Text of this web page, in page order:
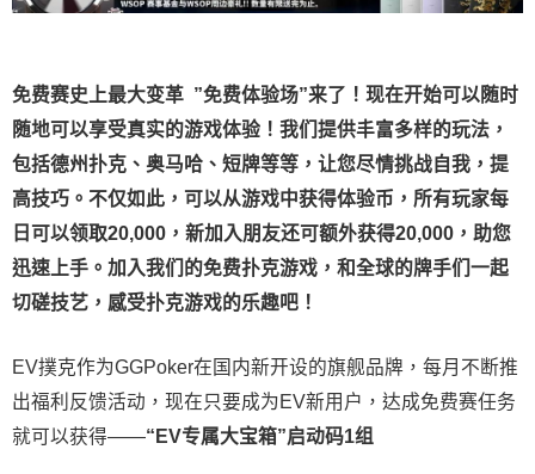
免费赛史上最大变革 ”免费体验场”来了！ 现在开始可以随时
随地可以享受真实的游戏体验！我们提供丰富多样的玩法，
包括德州扑克、奥马哈、短牌等等，让您尽情挑战自我，提
高技巧。不仅如此， 可以从游戏中获得体验币，所有玩家每
日可以领取20,000，新加入朋友还可额外获得20,000，助您
迅速上手。 加入我们的免费扑克游戏，和全球的牌手们一起
切磋技艺，感受扑克游戏的乐趣吧！
EV撲克作为GGPoker在国内新开设的旗舰品牌，每月不断推
出福利反馈活动，现在只要成为EV新用户，达成免费赛任务
就可以获得——“EV专属大宝箱”启动码1组